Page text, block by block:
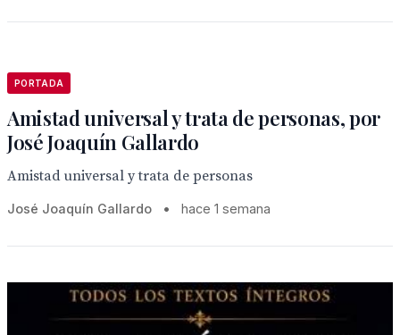
PORTADA
Amistad universal y trata de personas, por
José Joaquín Gallardo
Amistad universal y trata de personas
José Joaquín Gallardo • hace 1 semana